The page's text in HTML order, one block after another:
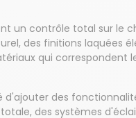
un contrôle total sur le
des finitions laquées
qui correspondent
d'ajouter des
des systèmes